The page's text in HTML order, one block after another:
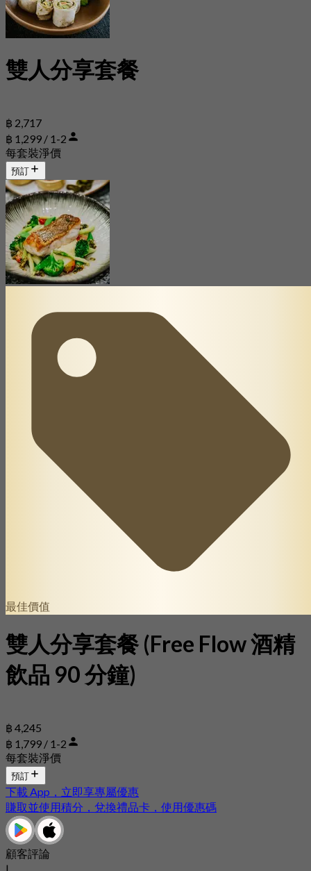
雙人分享套餐
฿ 2,717
฿ 1,299 / 1-2
每套裝淨價
預訂
最佳價值
雙人分享套餐 (Free Flow 酒精
飲品 90 分鐘)
฿ 4,245
฿ 1,799 / 1-2
每套裝淨價
預訂
下載 App，立即享專屬優惠
賺取並使用積分，兌換禮品卡，使用優惠碼
顧客評論